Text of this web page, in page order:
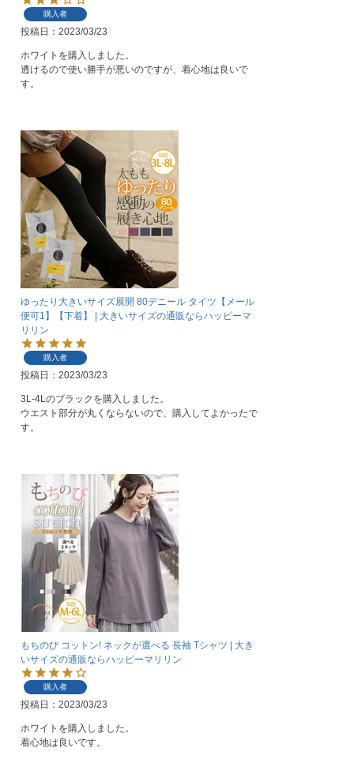
購入者
投稿日 2023/03/23
ホワイトを購入しました。
透けるので使い勝手が悪いのですが、着心地は良いで
す。
ゆったり大きいサイズ展開 80デニール タイツ【メール
便可1】【下着】 | 大きいサイズの通販ならハッピーマ
リリン
購入者
投稿日 2023/03/23
3L-4Lのブラックを購入しました。
ウエスト部分が丸くならないので、購入してよかったで
す。
もちのび コットン! ネックが選べる 長袖 Tシャツ | 大き
いサイズの通販ならハッピーマリリン
購入者
投稿日 2023/03/23
ホワイトを購入しました。
着心地は良いです。